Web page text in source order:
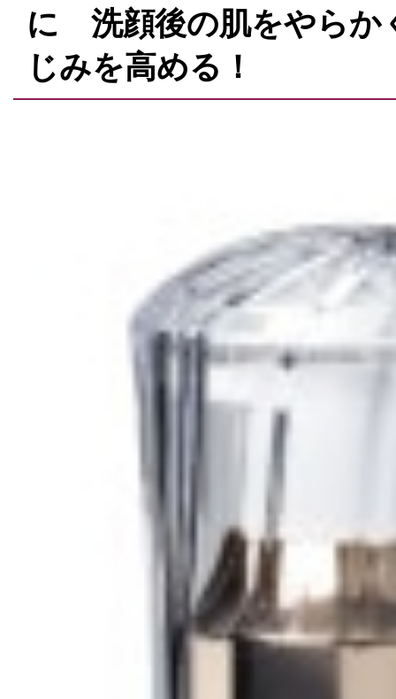
に 洗顔後の肌をやらか
じみを高める！